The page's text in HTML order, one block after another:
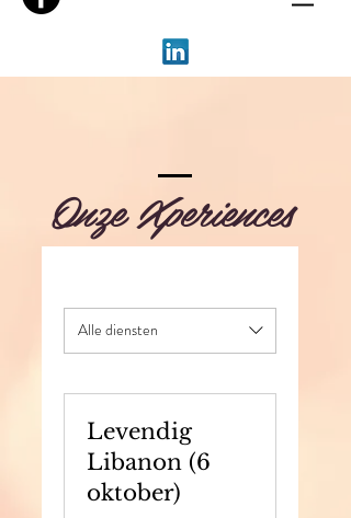
Onze Xperiences
Alle diensten
Levendig
Libanon (6
oktober)